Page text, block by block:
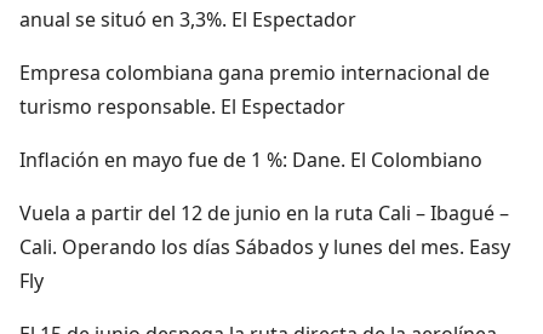
anual se situó en 3,3%. El Espectador
Empresa colombiana gana premio internacional de
turismo responsable. El Espectador
Inflación en mayo fue de 1 %: Dane. El Colombiano
Vuela a partir del 12 de junio en la ruta Cali – Ibagué –
Cali. Operando los días Sábados y lunes del mes. Easy
Fly